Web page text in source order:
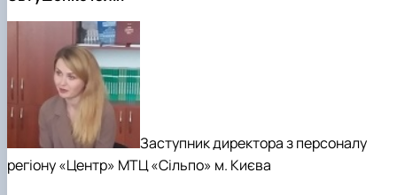
Заступник директора з персоналу
регіону «Центр» МТЦ «Сільпо» м. Києва